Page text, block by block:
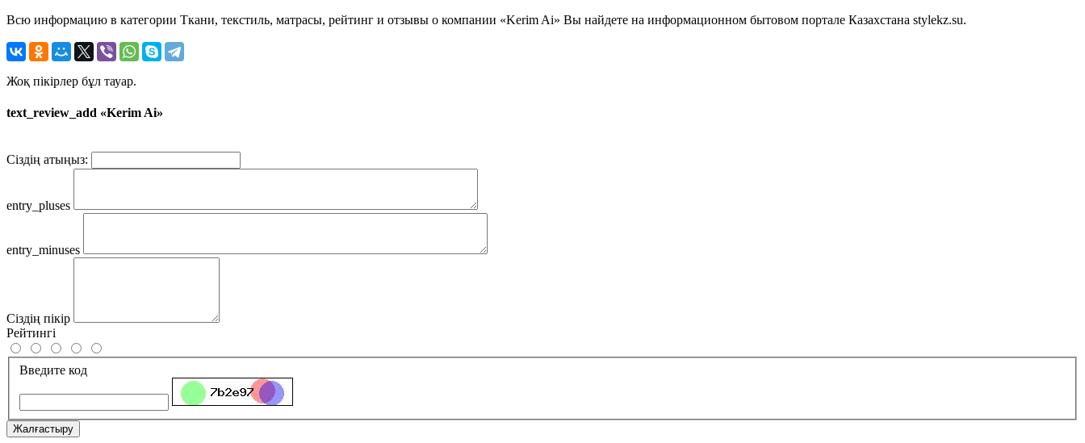
Всю информацию в категории Ткани, текстиль, матрасы, рейтинг и отзывы о компании «Kerim Ai» Вы найдете на информационном бытовом портале Казахстана stylekz.su.
Жоқ пікірлер бұл тауар.
text_review_add «Kerim Ai»
Сіздің атыңыз:
entry_pluses
entry_minuses
Сіздің пікір
Рейтингі
Введите код
Жалғастыру